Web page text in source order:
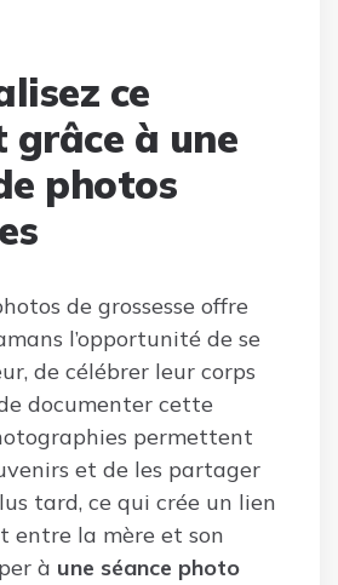
ce
grâce à une
photos
de grossesse offre
l’opportunité de se
de célébrer leur corps
documenter cette
permettent
et de les partager
tard, ce qui crée un lien
entre la mère et son
à une séance photo